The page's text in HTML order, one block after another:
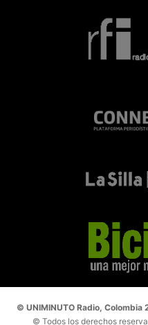
© UNIMINUTO Radio, Colombia
© Todos los derechos